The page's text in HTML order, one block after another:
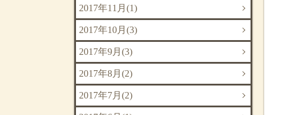
2017年11月(1)
2017年10月(3)
2017年9月(3)
2017年8月(2)
2017年7月(2)